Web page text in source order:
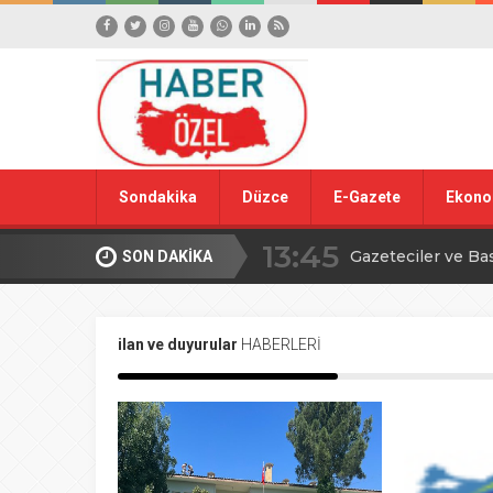
Sondakika Düzce E-Gazete
SON DAKİKA 13:45 Gazeteciler ve
18:09
00:39 Ahmet Alkan’dan
16:09 TBMM’de
ilan ve duyurular HABERLERİ